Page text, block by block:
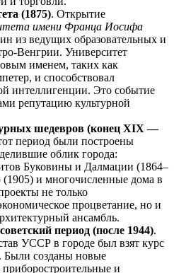
(1875). Открытие
имени Франца Иосифа
из ведущих образовательных и
Венгрии. Университет
именем, таких как
и способствовал
интеллигенции. Это событие
репутацию культурной
шедевров (конец XIX —
период были построены
облик города:
Буковины и Далмации (1864–
(1905) и многочисленные дома в
не только
процветание, но и
ансамбль.
период (после 1944).
УССР в городе был взят курс
Были созданы новые
и